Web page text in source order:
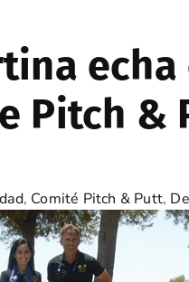
Pitch &
, Comité Pitch & Putt,